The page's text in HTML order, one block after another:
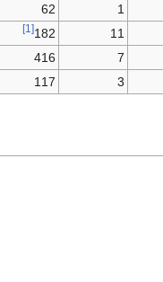
1
62
11
182
[1]
7
416
3
117